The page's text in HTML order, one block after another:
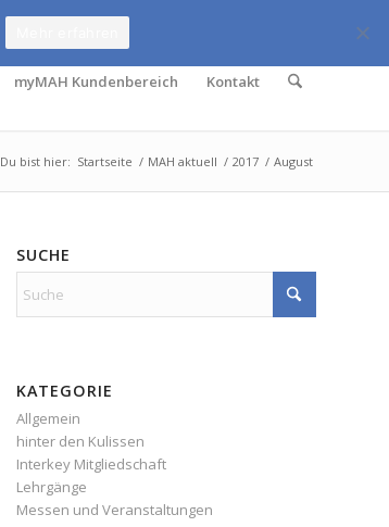
Rufen Sie uns an:
myMAH Kundenbereich Kontakt
Du bist hier: Startseite / MAH aktuell / 2017 / August
SUCHE
KATEGORIE
Allgemein
hinter den Kulissen
Interkey Mitgliedschaft
Lehrgänge
Messen und Veranstaltungen